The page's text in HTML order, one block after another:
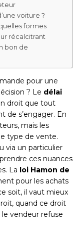
voiture ?
formes
récalcitrant
bon de
pour une
? Le délai
droit que tout
de s’engager. En
mais les
type de vente.
via un particulier
ces nuances
La loi Hamon de
pour les achats
soit, il vaut mieux
quand ce droit
le vendeur refuse